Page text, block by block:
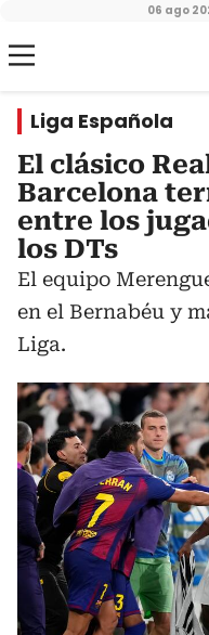
06 ago
Liga Española
El clásico
Barcelona
entre los
los DTs
El equipo
en el Bernabéu y
Liga.